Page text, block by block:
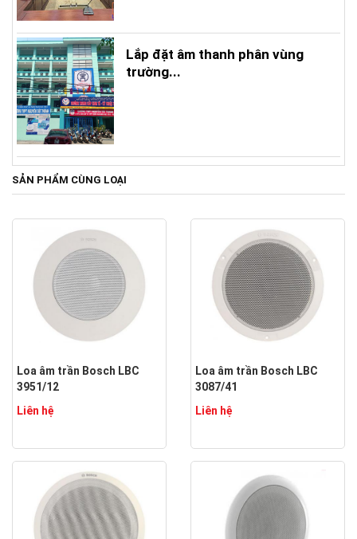
Lắp đặt âm thanh phân vùng
trường...
SẢN PHẨM CÙNG LOẠI
Loa âm trần Bosch LBC
3951/12
Liên hệ
Loa âm trần Bosch LBC
3087/41
Liên hệ